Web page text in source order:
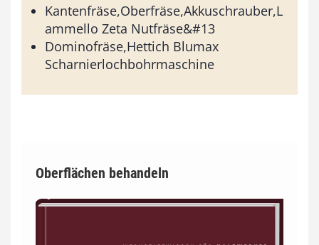
Kantenfräse,Oberfräse,Akkuschrauber,L
ammello Zeta Nutfräse&#13
Dominofräse,Hettich Blumax
Scharnierlochbohrmaschine
Oberflächen behandeln